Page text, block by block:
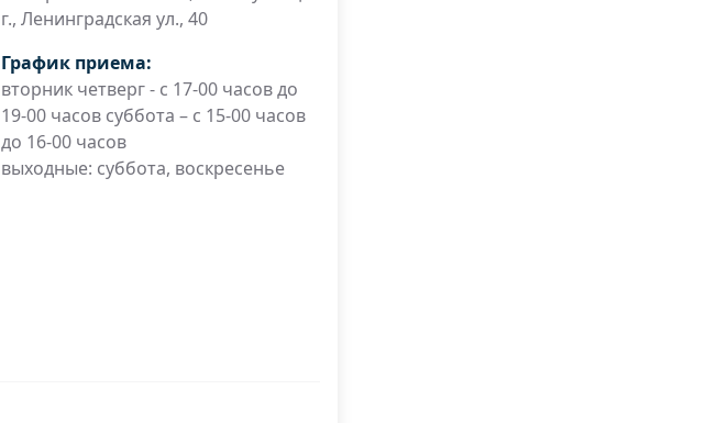
г., Ленинградская ул., 40
График приема:
вторник четверг - с 17-00 часов до
19-00 часов суббота – с 15-00 часов
до 16-00 часов
выходные: суббота, воскресенье